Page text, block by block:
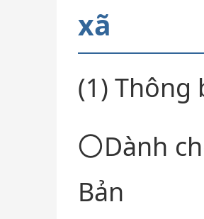
xã
(1) Thông
〇Dành
Bản